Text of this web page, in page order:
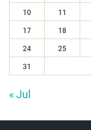
10 11
17 18
24 25
31
« Jul